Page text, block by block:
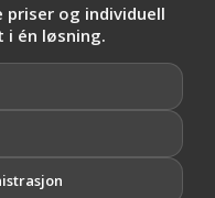
og individuell
i én løsning.